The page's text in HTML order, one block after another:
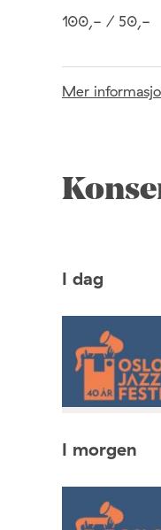
100,- / 50,-
Mer
I dag
I morgen